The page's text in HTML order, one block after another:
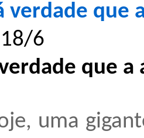
verdade que
18/6
que
uma